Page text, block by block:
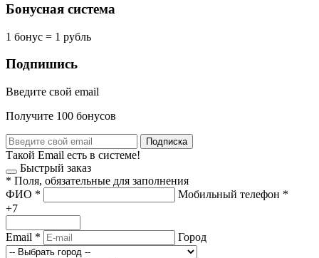
Бонусная система
1 бонус = 1 рубль
Подпишись
Введите свой email
Получите 100 бонусов
Подписка
Такой Email есть в системе!
Быстрый заказ
* Поля, обязательные для заполнения
ФИО * Мобильный телефон *
+7
Email * Город